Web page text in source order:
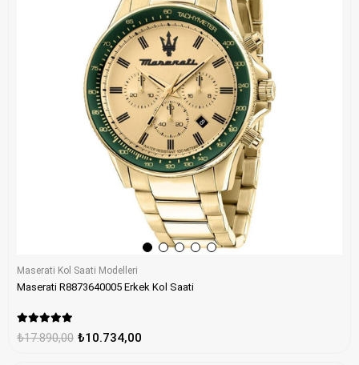
Maserati Kol Saati Modelleri
Maserati R8873640005 Erkek Kol Saati
₺10.734,00
₺17.890,00